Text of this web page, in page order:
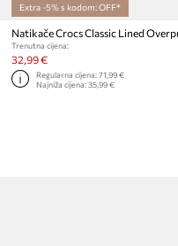
Extra -5% s kodom: OFF*
Trenutna cijena:
32,99 €
Regularna cijena: 71,99 €
Najniža cijena: 35,99 €